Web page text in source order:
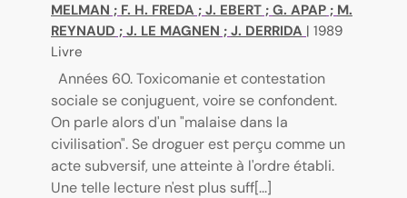
MELMAN ; F. H. FREDA ; J. EBERT ; G. APAP ; M.
REYNAUD ; J. LE MAGNEN ; J. DERRIDA | 1989
Livre
Années 60. Toxicomanie et contestation
sociale se conjuguent, voire se confondent.
On parle alors d'un "malaise dans la
civilisation". Se droguer est perçu comme un
acte subversif, une atteinte à l'ordre établi.
Une telle lecture n'est plus suff[...]